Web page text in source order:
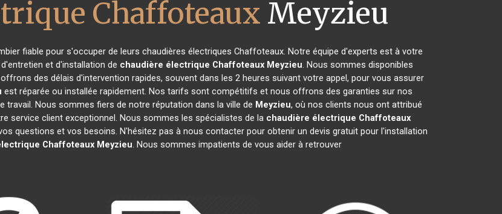
Chaffoteaux Meyzieu
fiable pour s'occuper de leurs chaudières électriques Chaffoteaux. Notre équipe d'experts est à votre
et d'installation de chaudière électrique Chaffoteaux Meyzieu. Nous sommes disponibles
des délais d'intervention rapides, souvent dans les 2 heures suivant votre appel, pour vous assurer
est réparée ou installée rapidement. Nos tarifs sont compétitifs et nous offrons des garanties sur nos
Nous sommes fiers de notre réputation dans la ville de Meyzieu, où nos clients nous ont attribué
service client exceptionnel. Nous sommes les spécialistes de la chaudière électrique Chaffoteaux
questions et vos besoins. N'hésitez pas à nous contacter pour obtenir un devis gratuit pour l'installation
Chaffoteaux Meyzieu. Nous sommes impatients de vous aider à retrouver